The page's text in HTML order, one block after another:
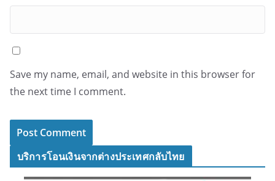
Save my name, email, and website in this browser for
the next time I comment.
บริการโอนเงินจากต่างประเทศกลับไทย